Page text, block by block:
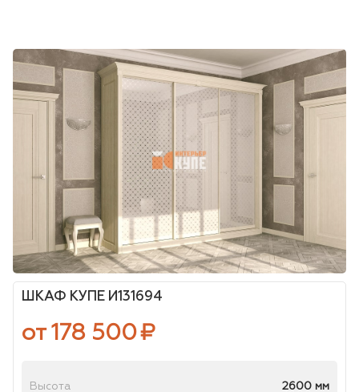
ШКАФ КУПЕ И131694
от 178 500₽
Высота
2600 мм